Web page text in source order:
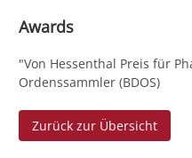
Awards
"Von Hessenthal Preis für
Ordenssammler (BDOS)
Zurück zur Übersicht